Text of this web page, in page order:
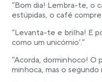
“Bom dia! Lembra-te, o
estúpidas, o café
“Levanta-te e brilha! E
como um unicórnio’.”
“Acorda, dorminhoco! O
minhoca, mas o